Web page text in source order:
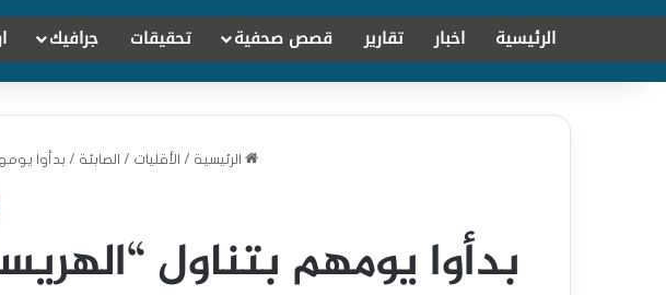
الرئيسية اخبار تقارير قصص صحفية تحقيقات جرافيك
الرئيسية / الأقليات / الصابئة / بدأوا
بدأوا يومهم بتناول